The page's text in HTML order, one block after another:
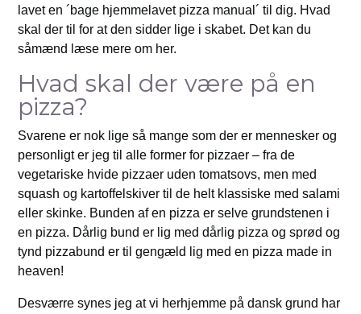
lavet en ´bage hjemmelavet pizza manual´ til dig. Hvad
skal der til for at den sidder lige i skabet. Det kan du
såmænd læse mere om her.
Hvad skal der være på en
pizza?
Svarene er nok lige så mange som der er mennesker og
personligt er jeg til alle former for pizzaer – fra de
vegetariske hvide pizzaer uden tomatsovs, men med
squash og kartoffelskiver til de helt klassiske med salami
eller skinke. Bunden af en pizza er selve grundstenen i
en pizza. Dårlig bund er lig med dårlig pizza og sprød og
tynd pizzabund er til gengæld lig med en pizza made in
heaven!
Desværre synes jeg at vi herhjemme på dansk grund har